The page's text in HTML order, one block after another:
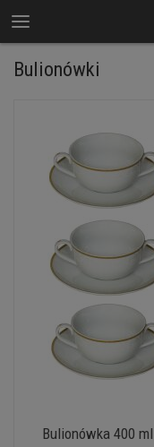
Bulionówki
Bulionówka 400